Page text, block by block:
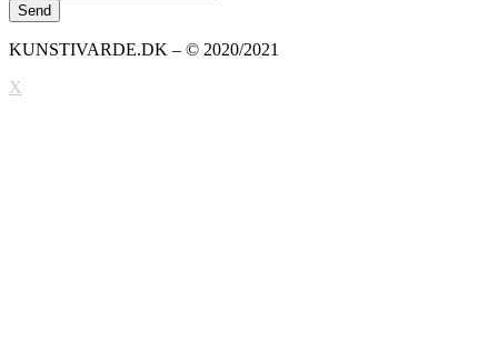
KUNSTIVARDE.DK – © 2020/2021
X